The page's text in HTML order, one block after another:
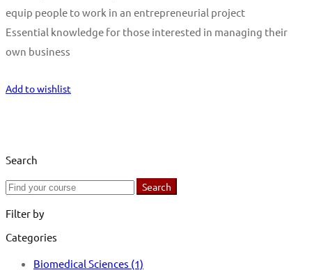
equip people to work in an entrepreneurial project
Essential knowledge for those interested in managing their
own business
Add to wishlist
Search
Search
Search
Filter by
Categories
Biomedical Sciences (1)